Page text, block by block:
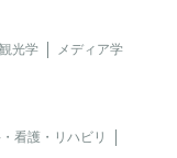
観光学 メディア学
看護・リハビリ